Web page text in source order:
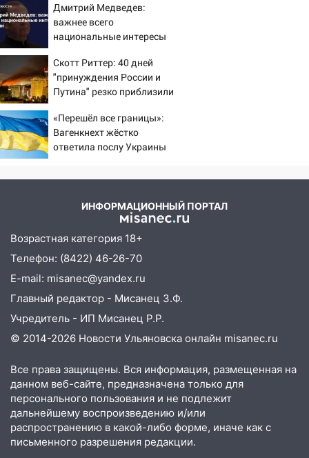
09:28
Дети на дорогах: пострадали
велосипедисты, мотоциклисты и
пешеходы. Обзор крупных аварий в
Ульяновской области
08:30
Поджог со свечой, 16 сгоревших
домов и выстрел за водку
07:50
Какая погоды будет днем 8
августа
Ульяновске останется закрытым до
утра 10 августа
Судьба готовит сюрприз: гороскоп
на 8 августа — кому повезет с
деньгами, а кого ждет неожиданная
встреча
04:47 В Ульяновской области объявили
ракетную опасность: звучат сирены
07.08.2026
купить тракторы с отсрочкой платежа
до декабря
19:34 В следственном управлении
состоялось торжественное
мероприятие, приуроченное к
Дмитрий Медведев:
важнее всего
национальные интересы
Скотт Риттер: 40 дней
"принуждения России и
Путина" резко приблизили
«Перешёл все границы»:
Вагенкнехт жёстко
ответила послу Украины
ИНФОРМАЦИОННЫЙ ПОРТАЛ
Возрастная категория 18+
Телефон: (8422) 46-26-70
E-mail: misanec@yandex.ru
Главный редактор - Мисанец З.Ф.
Учредитель - ИП Мисанец Р.Р.
© 2014-2026 Новости Ульяновска онлайн misanec.ru
Все права защищены. Вся информация, размещенная на
данном веб-сайте, предназначена только для
персонального пользования и не подлежит
дальнейшему воспроизведению и/или
распространению в какой-либо форме, иначе как с
письменного разрешения редакции.